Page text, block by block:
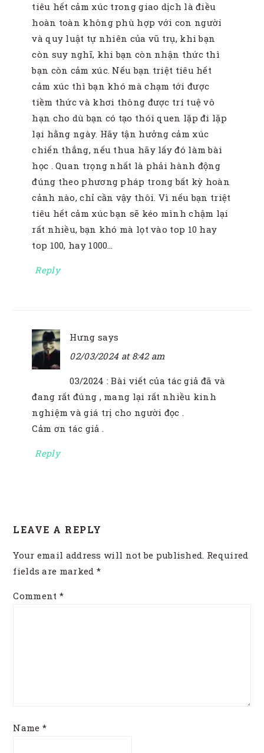
tiêu hết cảm xúc trong giao dịch là điều
hoàn toàn không phù hợp với con người
và quy luật tự nhiên của vũ trụ, khi bạn
còn suy nghĩ, khi bạn còn nhận thức thì
bạn còn cảm xúc. Nếu bạn triệt tiêu hết
cảm xúc thì bạn khó mà chạm tới được
tiềm thức và khơi thông được trí tuệ vô
hạn cho dù bạn có tạo thói quen lặp đi lặp
lại hằng ngày. Hãy tận hưởng cảm xúc
chiến thắng, nếu thua hãy lấy đó làm bài
học . Quan trọng nhất là phải hành động
đúng theo phương pháp trong bất kỳ hoàn
cảnh nào, chỉ cần vậy thôi. Vì nếu bạn triệt
tiêu hết cảm xúc bạn sẽ kéo mình chậm lại
rất nhiều, bạn khó mà lọt vào top 10 hay
top 100, hay 1000…
Reply
Hưng says
02/03/2024 at 8:42 am
03/2024 : Bài viết của tác giả đã và
đang rất đúng , mang lại rất nhiều kinh
nghiệm và giá trị cho người đọc .
Cảm ơn tác giả .
Reply
LEAVE A REPLY
Your email address will not be published. Required
fields are marked *
Comment *
Name *